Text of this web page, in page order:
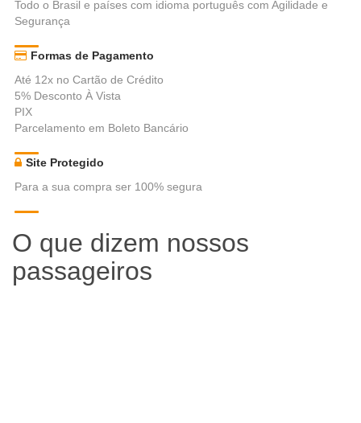
Todo o Brasil e países com idioma português com Agilidade e
Segurança
Formas de Pagamento
Até 12x no Cartão de Crédito
5% Desconto À Vista
PIX
Parcelamento em Boleto Bancário
Site Protegido
Para a sua compra ser 100% segura
O que dizem nossos
passageiros